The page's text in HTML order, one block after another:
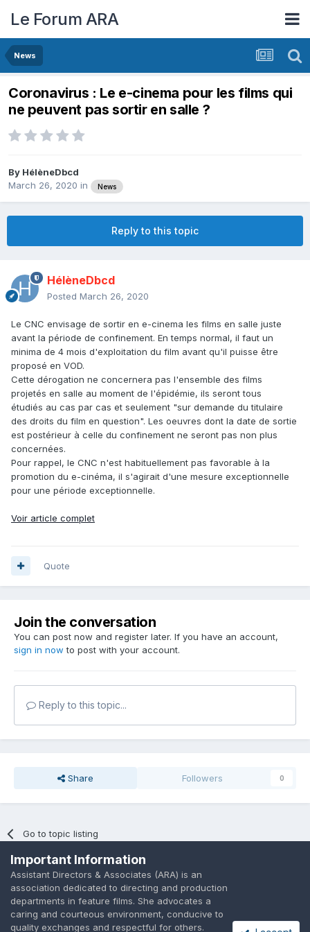
Le Forum ARA
News
Coronavirus : Le e-cinema pour les films qui
ne peuvent pas sortir en salle ?
By HélèneDbcd
March 26, 2020 in News
Reply to this topic
HélèneDbcd
Posted March 26, 2020
Le CNC envisage de sortir en e-cinema les films en salle juste
avant la période de confinement. En temps normal, il faut un
minima de 4 mois d'exploitation du film avant qu'il puisse être
proposé en VOD.
Cette dérogation ne concernera pas l'ensemble des films
projetés en salle au moment de l'épidémie, ils seront tous
étudiés au cas par cas et seulement "sur demande du titulaire
des droits du film en question". Les oeuvres dont la date de sortie
est postérieur à celle du confinement ne seront pas non plus
concernées.
Pour rappel, le CNC n'est habituellement pas favorable à la
promotion du e-cinéma, il s'agirait d'une mesure exceptionnelle
pour une période exceptionnelle.
Voir article complet
Quote
Join the conversation
You can post now and register later. If you have an account,
sign in now to post with your account.
Reply to this topic...
Share Followers 0
Go to topic listing
Language Privacy Policy Contact Us Cookies
Important Information
Assistant Directors & Associates (ARA) is an
association dedicated to directing and production
departments in feature films. She advocates a
caring and courteous environment, conducive to
quality exchanges and respectful for others.